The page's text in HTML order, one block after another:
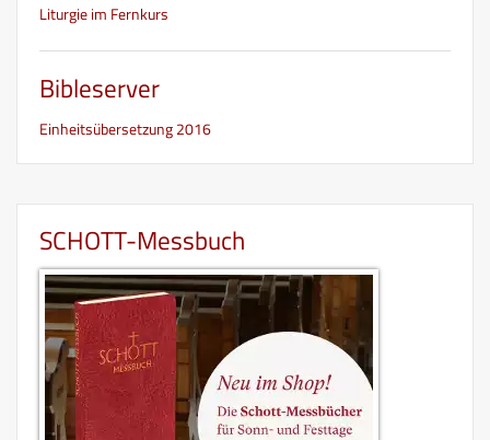
Liturgie im Fernkurs
Bibleserver
Einheitsübersetzung 2016
SCHOTT-Messbuch